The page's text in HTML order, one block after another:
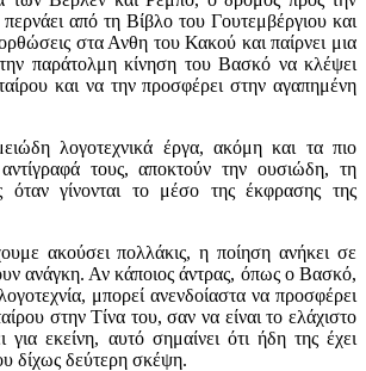
από τη Βίβλο του Γουτεμβέργιου και
στα Ανθη του Κακού και παίρνει μια
παράτολμη κίνηση του Βασκό να κλέψει
και να την προσφέρει στην αγαπημένη
λογοτεχνικά έργα, ακόμη και τα πιο
τους, αποκτούν την ουσιώδη, τη
όταν γίνονται το μέσο της έκφρασης της
ακούσει πολλάκις, η ποίηση ανήκει σε
ανάγκη. Αν κάποιος άντρας, όπως ο Βασκό,
μπορεί ανενδοίαστα να προσφέρει
στην Τίνα του, σαν να είναι το ελάχιστο
εκείνη, αυτό σημαίνει ότι ήδη της έχει
δίχως δεύτερη σκέψη.